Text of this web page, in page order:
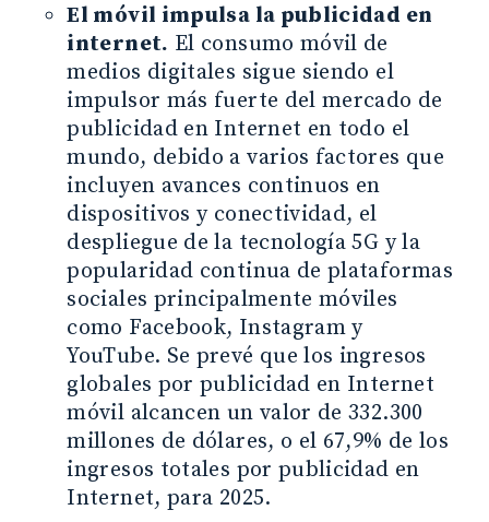
El móvil impulsa la publicidad en
internet. El consumo móvil de
medios digitales sigue siendo el
impulsor más fuerte del mercado de
publicidad en Internet en todo el
mundo, debido a varios factores que
incluyen avances continuos en
dispositivos y conectividad, el
despliegue de la tecnología 5G y la
popularidad continua de plataformas
sociales principalmente móviles
como Facebook, Instagram y
YouTube. Se prevé que los ingresos
globales por publicidad en Internet
móvil alcancen un valor de 332.300
millones de dólares, o el 67,9% de los
ingresos totales por publicidad en
Internet, para 2025.